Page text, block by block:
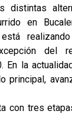
distintas
en
del
En la
principal,
con tres